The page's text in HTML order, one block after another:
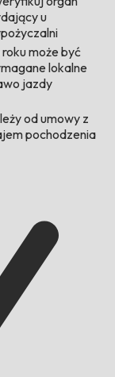
u
roku może być
lokalne
jazdy
od umowy z
pochodzenia